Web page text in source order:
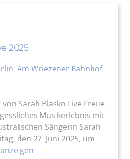
2025
Am Wriezener Bahnhof,
Sarah Blasko Live Freue
Musikerlebnis mit
Sängerin Sarah
den 27. Juni 2025, um